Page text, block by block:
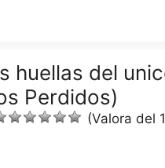
huellas del
Perdidos)
(Valora del